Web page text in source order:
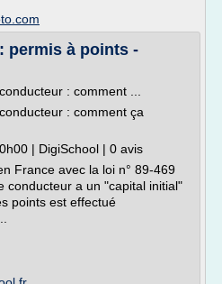
permis à points -
: comment ...
: comment ça
| DigiSchool | 0 avis
France avec la loi n° 89-469
conducteur a un "capital initial"
points est effectué